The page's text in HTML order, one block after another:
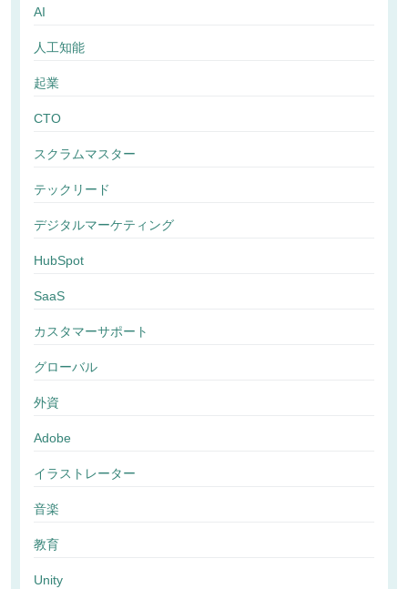
AI
人工知能
起業
CTO
スクラムマスター
テックリード
デジタルマーケティング
HubSpot
SaaS
カスタマーサポート
グローバル
外資
Adobe
イラストレーター
音楽
教育
Unity